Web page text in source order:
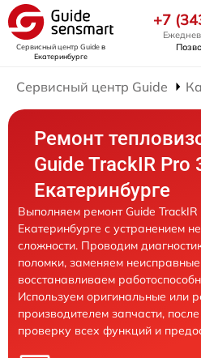
Сервисный центр Guideв
Екатеринбурге
+7
Сервисный центр Guide
Ремонт
Guide TrackIR Pro
Екатеринбурге
Выполняем ремонт Guide TrackIR
Екатеринбурге с устранением
сложности. Проводим
поломки, заменяем
восстанавливаем
Используем оригинальные или
производителем запчасти,
проверку всех функций и